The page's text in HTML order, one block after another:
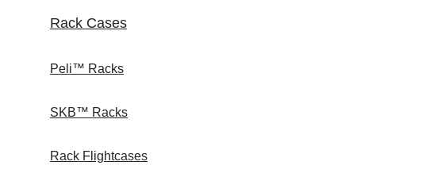
Rack Cases
Peli™ Racks
SKB™ Racks
Rack Flightcases